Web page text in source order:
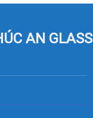
AN GLASS